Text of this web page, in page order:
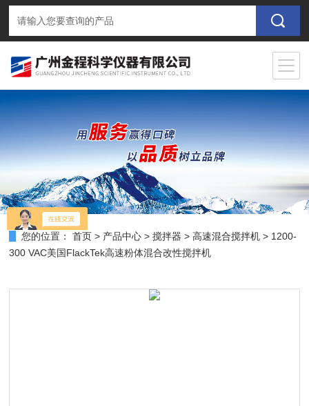
您的位置： 首页 > 产品中心 >搅拌器 >高速混合搅拌机 > 1200-
300 VAC美国FlackTek高速粉体混合改性搅拌机